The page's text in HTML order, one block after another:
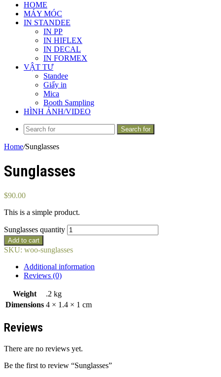
HOME
MÁY MÓC
IN STANDEE
IN PP
IN HIFLEX
IN DECAL
IN FORMEX
VẬT TƯ
Standee
Giấy in
Mica
Booth Sampling
HÌNH ẢNH/VIDEO
Search for
Home/Sunglasses
Sunglasses
$90.00
This is a simple product.
Sunglasses quantity
Add to cart
SKU: woo-sunglasses
Additional information
Reviews (0)
Weight
.2 kg
Dimensions 4 × 1.4 × 1 cm
Reviews
There are no reviews yet.
Be the first to review “Sunglasses”